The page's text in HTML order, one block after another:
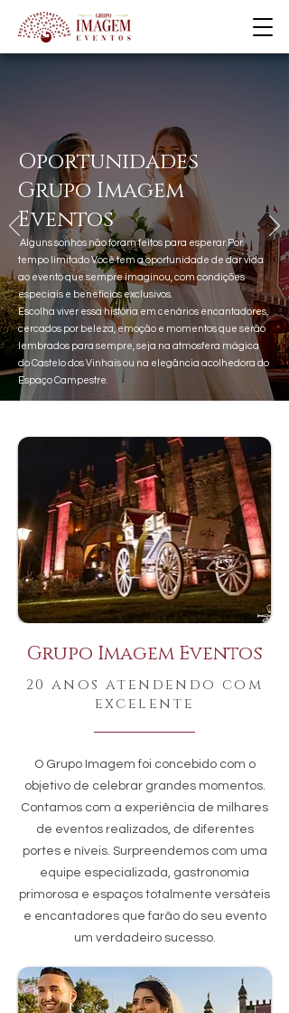
Oportunidades
Grupo Imagem
Eventos
Alguns sonhos não foram feitos para esperar.Por
tempo limitado Você tem a oportunidade de dar vida
ao evento que sempre imaginou, com condições
especiais e benefícios exclusivos.
Escolha viver essa história em cenários encantadores,
cercados por beleza, emoção e momentos que serão
lembrados para sempre, seja na atmosfera mágica
do Castelo dos Vinhais ou na elegância acolhedora do
Espaço Campestre.
Grupo Imagem Eventos
20 anos atendendo com
excelente
O Grupo Imagem foi concebido com o
objetivo de celebrar grandes momentos.
Contamos com a experiência de milhares
de eventos realizados, de diferentes
portes e níveis. Surpreendemos com uma
equipe especializada, gastronomia
primorosa e espaços totalmente versáteis
e encantadores que farão do seu evento
um verdadeiro sucesso.